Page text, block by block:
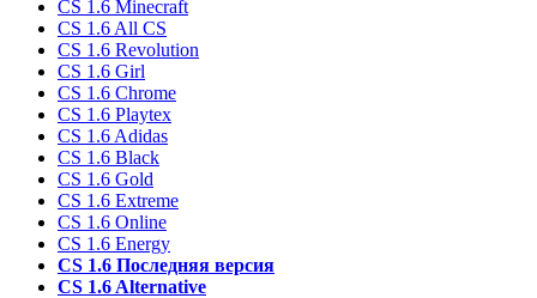
CS 1.6 Minecraft
CS 1.6 All CS
CS 1.6 Revolution
CS 1.6 Girl
CS 1.6 Chrome
CS 1.6 Playtex
CS 1.6 Adidas
CS 1.6 Black
CS 1.6 Gold
CS 1.6 Extreme
CS 1.6 Online
CS 1.6 Energy
CS 1.6 Последняя версия
CS 1.6 Alternative